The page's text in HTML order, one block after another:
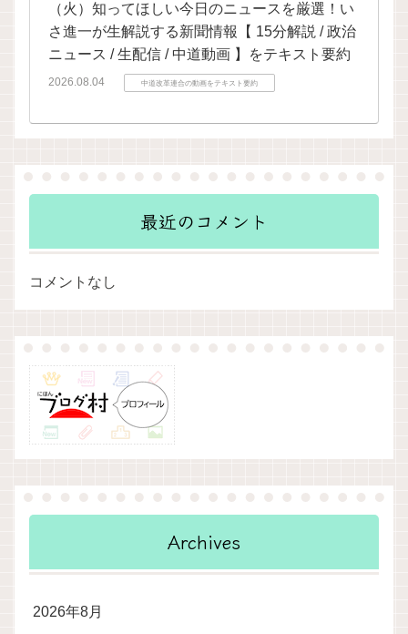
（火）知ってほしい今日のニュースを厳選！い
さ進一が生解説する新聞情報【 15分解説 / 政治
ニュース / 生配信 / 中道動画 】をテキスト要約
2026.08.04 中道改革連合の動画をテキスト要約
最近のコメント
コメントなし
Archives
2026年8月